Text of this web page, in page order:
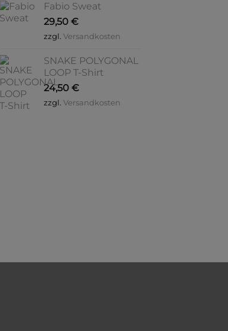
Fabio Sweat
29,50 €
zzgl. Versandkosten
SNAKE POLYGONAL
LOOP T-Shirt
24,50 €
zzgl. Versandkosten